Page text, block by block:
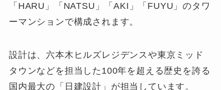
「HARU」「NATSU」「AKI」「FUYU」のタワ
ーマンションで構成されます。
設計は、六本木ヒルズレジデンスや東京ミッド
タウンなどを担当した100年を超える歴史を誇る
国内最大の「日建設計」が担当しています。